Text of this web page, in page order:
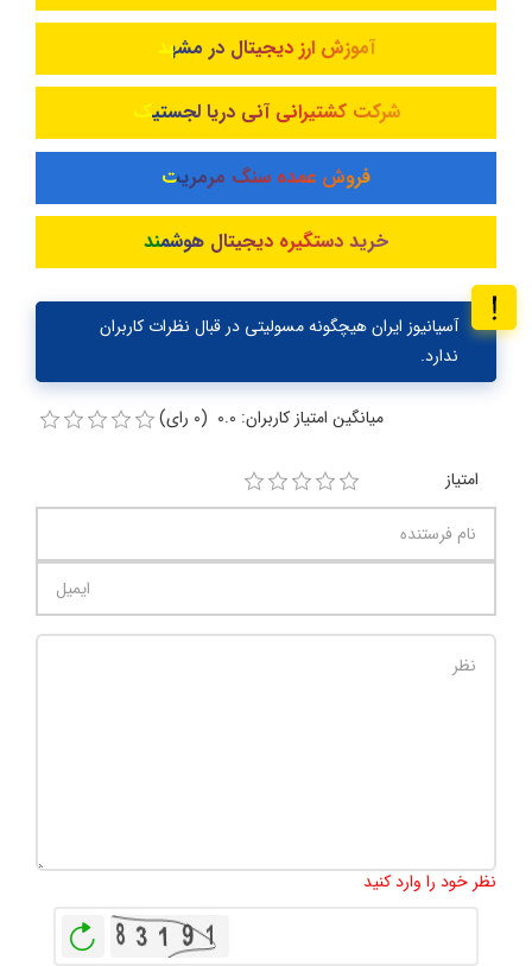
آموزش ارز دیجیتال در مشهد
شرکت کشتیرانی آنی دریا لجستیک
فروش عمده سنگ مرمریت
خرید دستگیره دیجیتال هوشمند
آسیانیوز ایران هیچگونه مسولیتی در قبال نظرات کاربران
ندارد.
میانگین امتیاز کاربران: 0.0 (0 رای)
امتیاز
نظر خود را وارد کنید